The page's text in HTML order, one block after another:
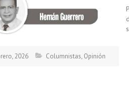
2026 Columnistas, Opinión